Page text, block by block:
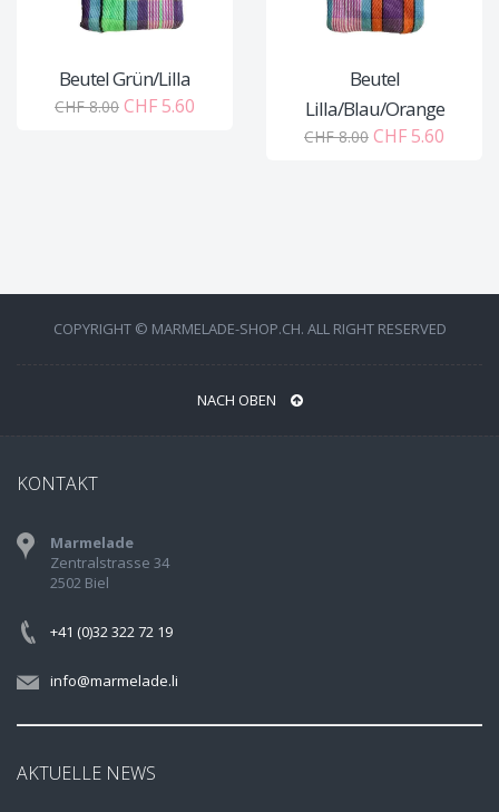
Beutel Grün/Lilla
CHF 8.00 CHF 5.60
Beutel
Lilla/Blau/Orange
CHF 8.00 CHF 5.60
COPYRIGHT © MARMELADE-SHOP.CH. ALL RIGHT RESERVED
NACH OBEN
KONTAKT
Marmelade
Zentralstrasse 34
2502 Biel
+41 (0)32 322 72 19
info@marmelade.li
AKTUELLE NEWS